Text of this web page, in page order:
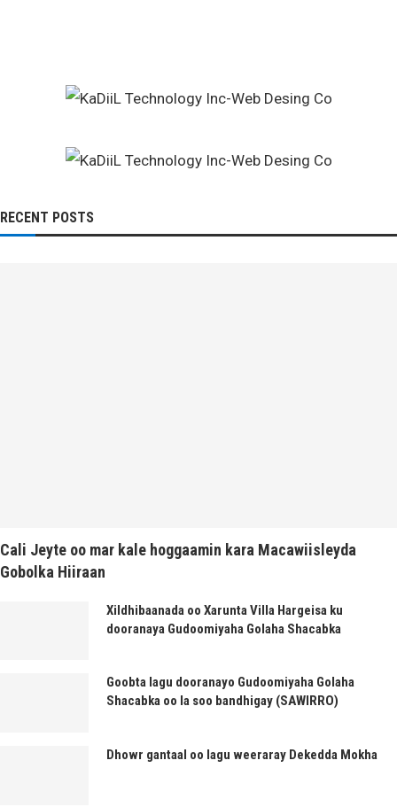
RECENT POSTS
Cali Jeyte oo mar kale hoggaamin kara Macawiisleyda
Gobolka Hiiraan
Xildhibaanada oo Xarunta Villa Hargeisa ku
dooranaya Gudoomiyaha Golaha Shacabka
Goobta lagu dooranayo Gudoomiyaha Golaha
Shacabka oo la soo bandhigay (SAWIRRO)
Dhowr gantaal oo lagu weeraray Dekedda Mokha